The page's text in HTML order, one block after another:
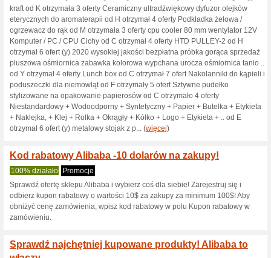
Aktualne rabaty i
Gadżety i akcesoria
Alibaba.com
100% działało Promocje
Odkryj nieskończone
akcesoriów w najlepszych